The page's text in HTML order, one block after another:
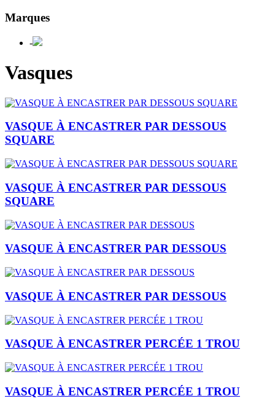
Marques
-
Vasques
VASQUE À ENCASTRER PAR DESSOUS
SQUARE
VASQUE À ENCASTRER PAR DESSOUS
SQUARE
VASQUE À ENCASTRER PAR DESSOUS
VASQUE À ENCASTRER PAR DESSOUS
VASQUE À ENCASTRER PERCÉE 1 TROU
VASQUE À ENCASTRER PERCÉE 1 TROU